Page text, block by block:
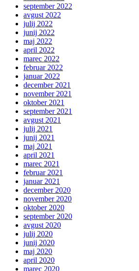
september 2022
avgust 2022
julij 2022
junij 2022
maj 2022
april 2022
marec 2022
februar 2022
januar 2022
december 2021
november 2021
oktober 2021
september 2021
avgust 2021
julij 2021
junij 2021
maj 2021
april 2021
marec 2021
februar 2021
januar 2021
december 2020
november 2020
oktober 2020
september 2020
avgust 2020
julij 2020
junij 2020
maj 2020
april 2020
marec 2020